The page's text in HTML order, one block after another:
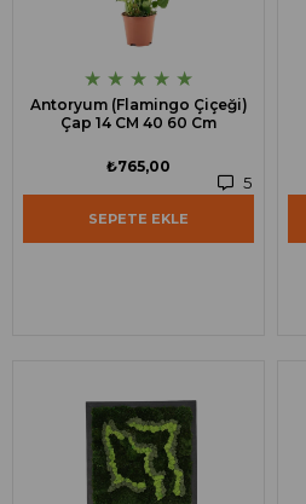
★ ★ ★ ★ ★
Antoryum (Flamingo Çiçeği)
Çap 14 CM 40 60 Cm
5
₺765,00
SEPETE EKLE